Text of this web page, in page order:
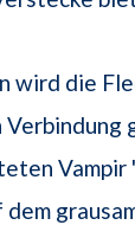
wird die
Verbindung
Vampir